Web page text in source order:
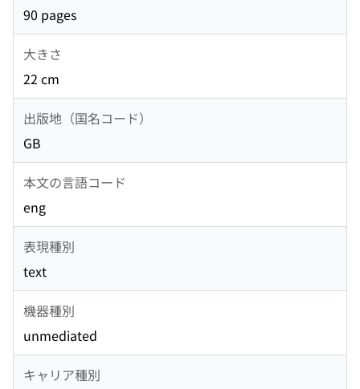
90 pages
大きさ
22 cm
出版地（国名コード）
GB
本文の言語コード
eng
表現種別
text
機器種別
unmediated
キャリア種別